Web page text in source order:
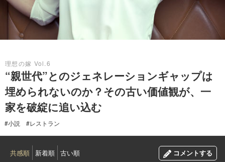
理想の嫁 Vol.6
“親世代”とのジェネレーションギャップは
埋められないのか？その古い価値観が、一
家を破綻に追い込む
#小説 #レストラン
共感順 新着順 古い順 コメントする